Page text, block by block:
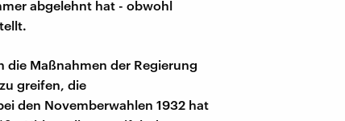
abgelehnt hat - obwohl
Maßnahmen der Regierung
greifen, die
den Novemberwahlen 1932 hat